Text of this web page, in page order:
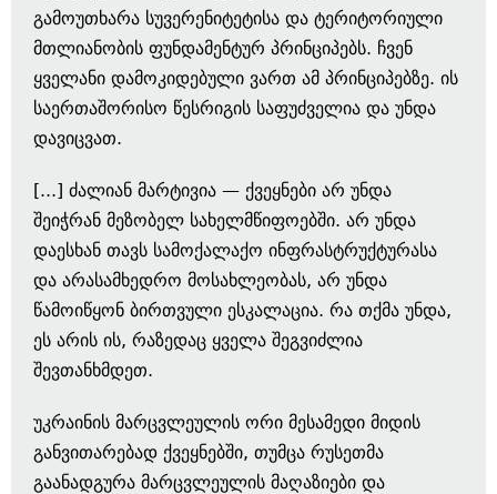
გამოუთხარა სუვერენიტეტისა და ტერიტორიული
მთლიანობის ფუნდამენტურ პრინციპებს. ჩვენ
ყველანი დამოკიდებული ვართ ამ პრინციპებზე. ის
საერთაშორისო წესრიგის საფუძველია და უნდა
დავიცვათ.
[...] ძალიან მარტივია — ქვეყნები არ უნდა
შეიჭრან მეზობელ სახელმწიფოებში. არ უნდა
დაესხან თავს სამოქალაქო ინფრასტრუქტურასა
და არასამხედრო მოსახლეობას, არ უნდა
წამოიწყონ ბირთვული ესკალაცია. რა თქმა უნდა,
ეს არის ის, რაზედაც ყველა შეგვიძლია
შევთანხმდეთ.
უკრაინის მარცვლეულის ორი მესამედი მიდის
განვითარებად ქვეყნებში, თუმცა რუსეთმა
გაანადგურა მარცვლეულის მაღაზიები და